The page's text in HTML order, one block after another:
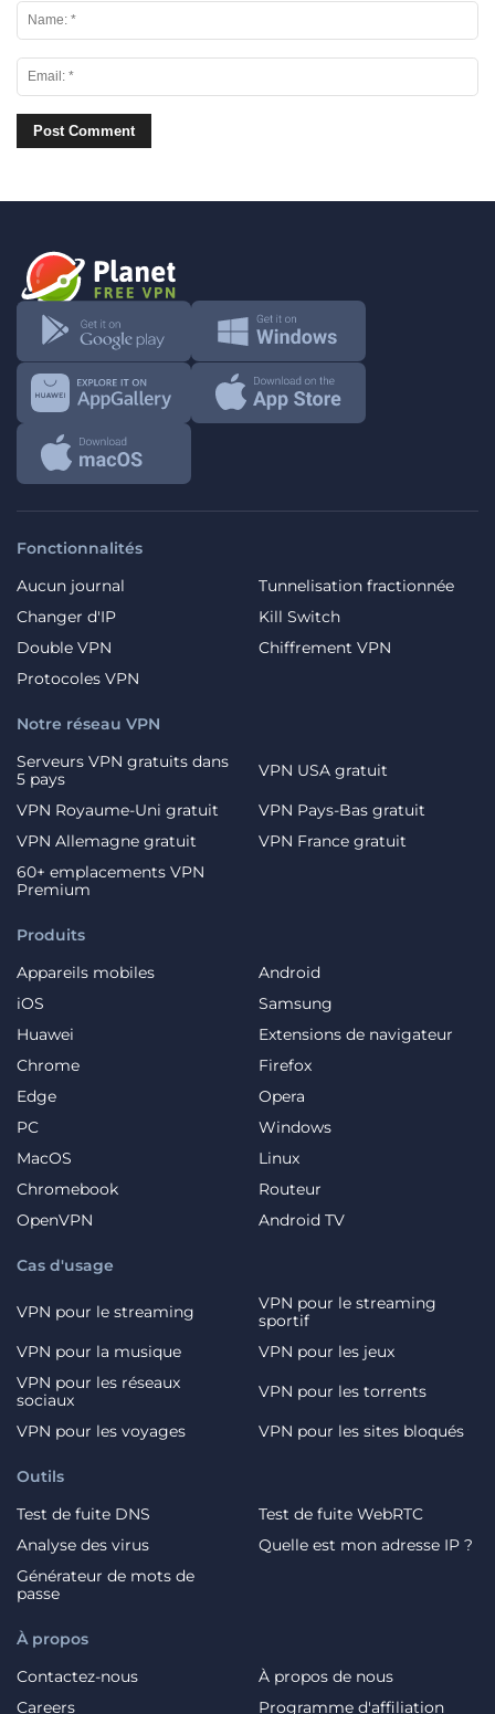
Fonctionnalités
Aucun journal
Tunnelisation fractionnée
Changer d'IP
Kill Switch
Double VPN
Chiffrement VPN
Protocoles VPN
Produits
Appareils mobiles
Android
iOS
Samsung
Huawei
Extensions de navigateur
Chrome
Firefox
Edge
Opera
PC
Windows
MacOS
Linux
Chromebook
Routeur
OpenVPN
Android TV
Cas d'usage
VPN pour le streaming
VPN pour le streaming
sportif
VPN pour la musique
VPN pour les jeux
VPN pour les réseaux
sociaux
VPN pour les torrents
VPN pour les voyages
VPN pour les sites bloqués
À propos
Contactez-nous
À propos de nous
Careers
Programme d'affiliation
Notre réseau VPN
Serveurs VPN gratuits dans
5 pays
VPN USA gratuit
VPN Royaume-Uni gratuit
VPN Pays-Bas gratuit
VPN Allemagne gratuit
VPN France gratuit
60+ emplacements VPN
Premium
Outils
Test de fuite DNS
Test de fuite WebRTC
Analyse des virus
Quelle est mon adresse IP ?
Générateur de mots de
passe